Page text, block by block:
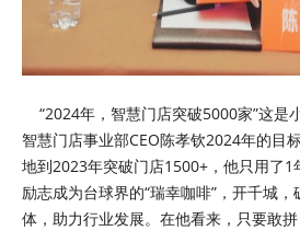
“2024年，智慧门店突破5000家”这是
智慧门店事业部CEO陈孝钦2024年的目
地到2023年突破门店1500+，他只用了1
励志成为台球界的“瑞幸咖啡”，开千城
体，助力行业发展。在他看来，只要敢拼